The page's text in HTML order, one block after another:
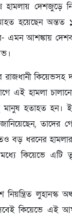
হামলায় দেশজুড়ে
হয়েছেন অন্তত
আশঙ্কায়
কিয়েভসহ
এই হামলা
হতাহত হন।
তাদের
বড় ধরনের
কিয়েভে এটি
নিয়ন্ত্রিত লুহানস্ক
কিয়েভে এই